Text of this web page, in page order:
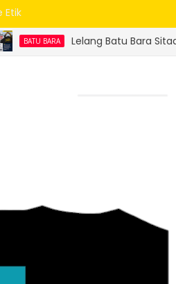
Etik
Batu Bara Sitaan Perdana